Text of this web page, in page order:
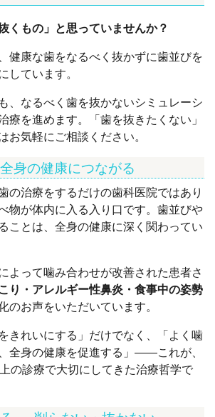
くもの」と思っていませんか？
健康な歯をなるべく抜かずに歯並びを
しています。
、なるべく歯を抜かないシミュレーシ
療を進めます。「歯を抜きたくない」
お気軽にご相談ください。
身の健康につながる
の治療をするだけの歯科医院ではあり
物が体内に入る入り口です。歯並びや
ことは、全身の健康に深く関わってい
よって噛み合わせが改善された患者さ
り・アレルギー性鼻炎・食事中の姿勢
のお声をいただいています。
きれいにする」だけでなく、「よく噛
全身の健康を促進する」——これが、
の診療で大切にしてきた治療哲学で